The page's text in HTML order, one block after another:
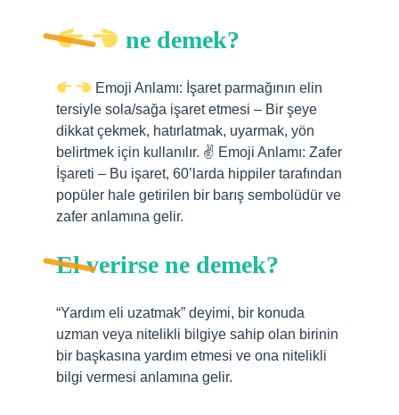
ne demek?
Emoji Anlamı: İşaret parmağının elin
tersiyle sola/sağa işaret etmesi – Bir şeye
dikkat çekmek, hatırlatmak, uyarmak, yön
belirtmek için kullanılır. ✌ Emoji Anlamı: Zafer
İşareti – Bu işaret, 60’larda hippiler tarafından
popüler hale getirilen bir barış sembolüdür ve
zafer anlamına gelir.
El verirse ne demek?
“Yardım eli uzatmak” deyimi, bir konuda
uzman veya nitelikli bilgiye sahip olan birinin
bir başkasına yardım etmesi ve ona nitelikli
bilgi vermesi anlamına gelir.